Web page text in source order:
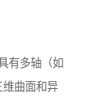
有多轴（如
维曲面和异